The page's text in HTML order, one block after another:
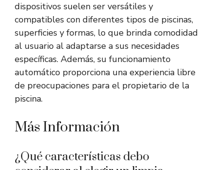
dispositivos suelen ser versátiles y
compatibles con diferentes tipos de piscinas,
superficies y formas, lo que brinda comodidad
al usuario al adaptarse a sus necesidades
específicas. Además, su funcionamiento
automático proporciona una experiencia libre
de preocupaciones para el propietario de la
piscina.
Más Información
¿Qué características debo